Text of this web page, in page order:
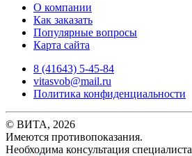
О компании
Как заказать
Популярные вопросы
Карта сайта
8 (41643) 5-45-84
vitasvob@mail.ru
Политика конфиденциальности
© ВИТА, 2026
Имеются противопоказания.
Необходима консультация специалиста